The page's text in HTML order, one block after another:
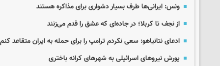
ونس: ایرانی‌ها طرف بسیار دشواری برای مذاکره هستند
از نجف تا کربلا؛ در جاده‌ای که عشق را قدم می‌زنند
ادعای نتانیاهو: سعی نکردم ترامپ را برای حمله به ایران متقاعد
یورش نیروهای اسرائیلی به شهرهای کرانه باختری